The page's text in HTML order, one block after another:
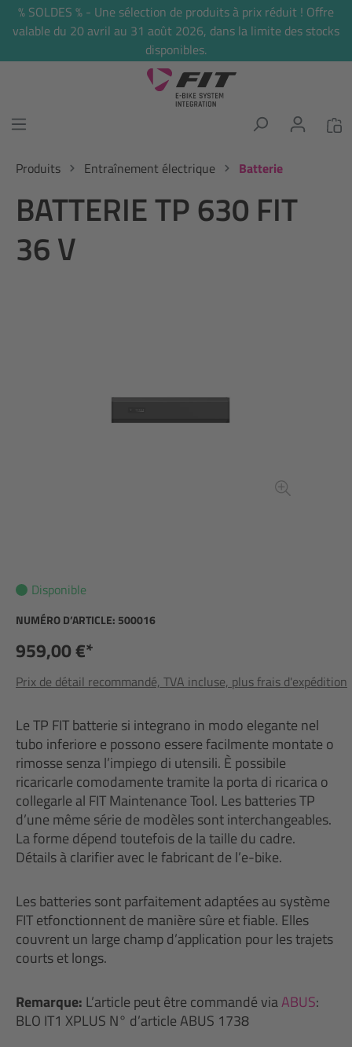
principal
% SOLDES % - Une sélection de produits à prix réduit ! Offre
valable du 20 avril au 31 août 2026, dans la limite des stocks
disponibles.
Produits Entraînement électrique Batterie
BATTERIE TP 630 FIT
36 V
Disponible
NUMÉRO D’ARTICLE: 500016
959,00 €*
Prix de détail recommandé, TVA incluse, plus frais d'expédition
Le TP FIT batterie si integrano in modo elegante nel
tubo inferiore e possono essere facilmente montate o
rimosse senza l’impiego di utensili. È possibile
ricaricarle comodamente tramite la porta di ricarica o
collegarle al FIT Maintenance Tool. Les batteries TP
d’une même série de modèles sont interchangeables.
La forme dépend toutefois de la taille du cadre.
Détails à clarifier avec le fabricant de l’e-bike.
Les batteries sont parfaitement adaptées au système
FIT etfonctionnent de manière sûre et fiable. Elles
couvrent un large champ d’application pour les trajets
courts et longs.
Remarque: L’article peut être commandé viaABUS:
BLO IT1 XPLUS N° d’article ABUS 1738